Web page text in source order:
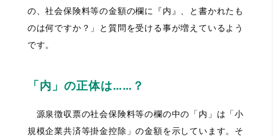
の、社会保険料等の金額の欄に『内』、と書かれたも
のは何ですか？」と質問を受ける事が増えているよう
です。
「内」の正体は……？
源泉徴収票の社会保険料等の欄の中の「内」は「小
規模企業共済等掛金控除」の金額を示しています。そ